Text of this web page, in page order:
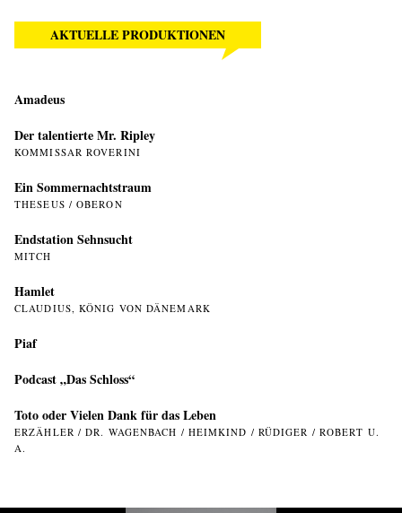
AKTUELLE PRODUKTIONEN
Amadeus
Der talentierte Mr. Ripley
KOMMISSAR ROVERINI
Ein Sommer­nachtstraum
THESEUS / OBERON
Endstation Sehnsucht
MITCH
Hamlet
CLAUDIUS, KÖNIG VON DÄNEMARK
Piaf
Podcast „Das Schloss“
Toto oder Vielen Dank für das Leben
ERZÄHLER / DR. WAGENBACH / HEIMKIND / RÜDIGER / ROBERT U.
A.